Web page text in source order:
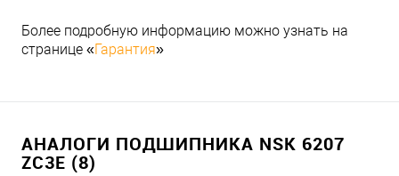
Более подробную информацию можно узнать на
странице «Гарантия»
АНАЛОГИ ПОДШИПНИКА NSK 6207
ZC3E (8)